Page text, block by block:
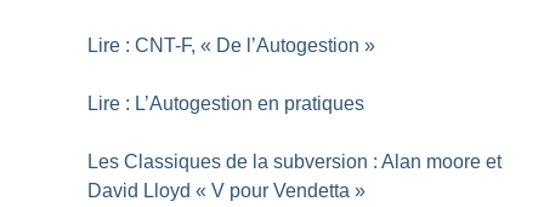
Lire : CNT-F, « De l’Autogestion »
Lire : L’Autogestion en pratiques
Les Classiques de la subversion : Alan moore et
David Lloyd « V pour Vendetta »